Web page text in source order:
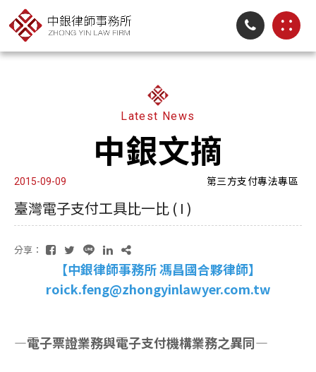
Latest News
中銀文摘
2015-09-09 第三方支付專法專區
臺灣電子支付工具比一比 ( I )
分享：
【中銀律師事務所 馮昌國合夥律師】
roick.feng@zhongyinlawyer.com.tw
—電子票證業務與電子支付機構業務之異同—